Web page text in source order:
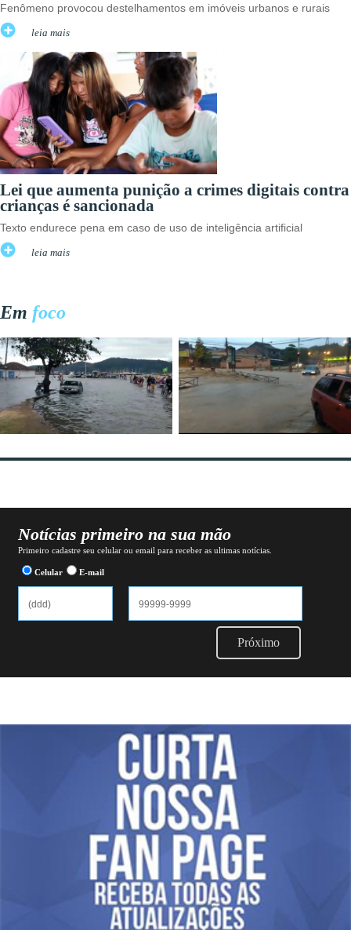
Fenômeno provocou destelhamentos em imóveis urbanos e rurais
leia mais
Lei que aumenta punição a crimes digitais contra
crianças é sancionada
Texto endurece pena em caso de uso de inteligência artificial
leia mais
Em foco
Notícias primeiro na sua mão
Primeiro cadastre seu celular ou email para receber as ultimas notícias.
Celular E-mail
Próximo